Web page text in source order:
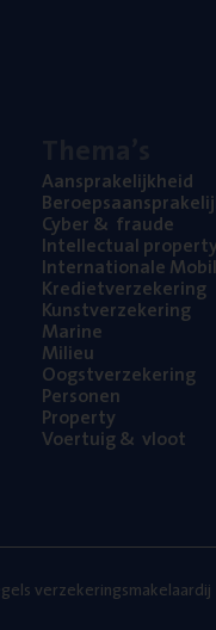
Aan­spra­ke­lijk­heid
Cyber& fraude
Intel­lec­tu­al property
Inter­na­ti­o­na­le
Kre­diet­ver­ze­ke­ring
Kunst­ver­ze­ke­ring
Mari­ne
Mili­eu
Oogst­ver­ze­ke­ring
Per­so­nen
Pro­per­ty
Voer­tuig& vloot
verzekeringsmakelaardij